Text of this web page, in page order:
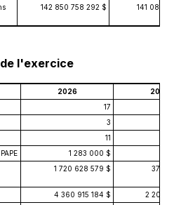
142 850 758 292 $ 141 082
l'exercice
2026
2025
17
3
11
1 283 000 $
1 720 628 579 $ 372
4 360 915 184 $
2 209